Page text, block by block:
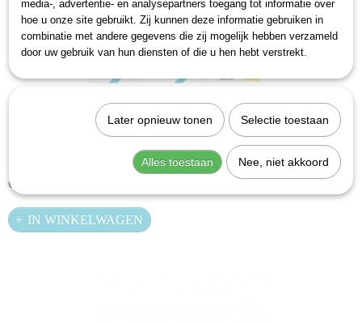
Hazet 9234P-225/5 Zaagbladenset 225x19x0.9
€ 28,79
IN WINKELWAGEN
media-, advertentie- en analysepartners toegang tot informatie over
hoe u onze site gebruikt. Zij kunnen deze informatie gebruiken in
combinatie met andere gegevens die zij mogelijk hebben verzameld
door uw gebruik van hun diensten of die u hen hebt verstrekt.
Later opnieuw tonen Selectie toestaan
Alles toestaan Nee, niet akkoord